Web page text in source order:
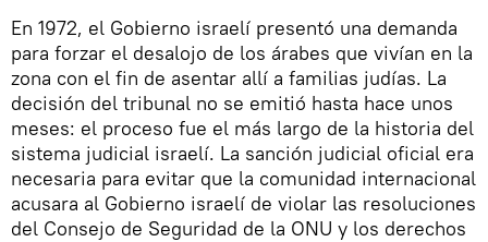
En 1972, el Gobierno israelí presentó una demanda
para forzar el desalojo de los árabes que vivían en la
zona con el fin de asentar allí a familias judías. La
decisión del tribunal no se emitió hasta hace unos
meses: el proceso fue el más largo de la historia del
sistema judicial israelí. La sanción judicial oficial era
necesaria para evitar que la comunidad internacional
acusara al Gobierno israelí de violar las resoluciones
del Consejo de Seguridad de la ONU y los derechos